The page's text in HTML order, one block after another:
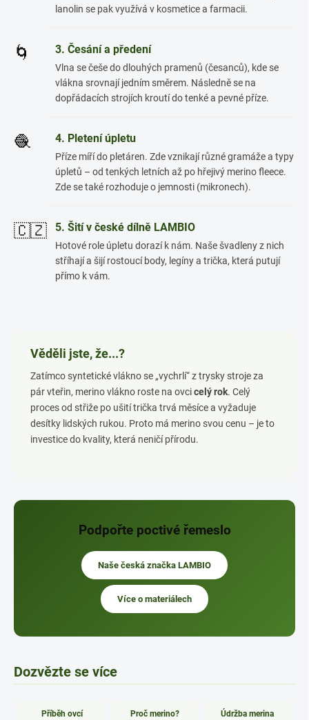
lanolin se pak využívá v kosmetice a farmacii.
🌀 3. Česání a předení
Vlna se češe do dlouhých pramenů (česanců), kde se
vlákna srovnají jedním směrem. Následně se na
dopřádacích strojích kroutí do tenké a pevné příze.
🧶 4. Pletení úpletu
Příze míří do pletáren. Zde vznikají různé gramáže a typy
úpletů – od tenkých letních až po hřejivý merino fleece.
Zde se také rozhoduje o jemnosti (mikronech).
🇨🇿 5. Šití v české dílně LAMBIO
Hotové role úpletu dorazí k nám. Naše švadleny z nich
stříhají a šijí rostoucí body, legíny a trička, která putují
přímo k vám.
Věděli jste, že...?
Zatímco syntetické vlákno se „vychrlí“ z trysky stroje za
pár vteřin, merino vlákno roste na ovcicelý rok. Celý
proces od střiže po ušití trička trvá měsíce a vyžaduje
desítky lidských rukou. Proto má merino svou cenu – je to
investice do kvality, která neničí přírodu.
Podpořte poctivé řemeslo
Naše česká značka LAMBIO
Více o materiálech
Dozvězte se více
Příběh ovcí Proč merino? Údržba merina